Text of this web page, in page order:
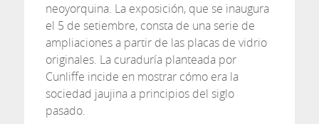
neoyorquina. La exposición, que se inaugura
el 5 de setiembre, consta de una serie de
ampliaciones a partir de las placas de vidrio
originales. La curaduría planteada por
Cunliffe incide en mostrar cómo era la
sociedad jaujina a principios del siglo
pasado.